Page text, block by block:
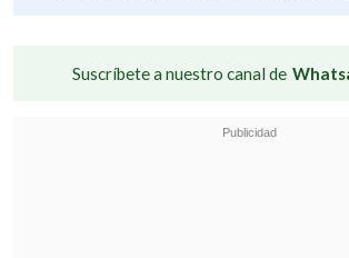
Suscríbete a nuestro canal de